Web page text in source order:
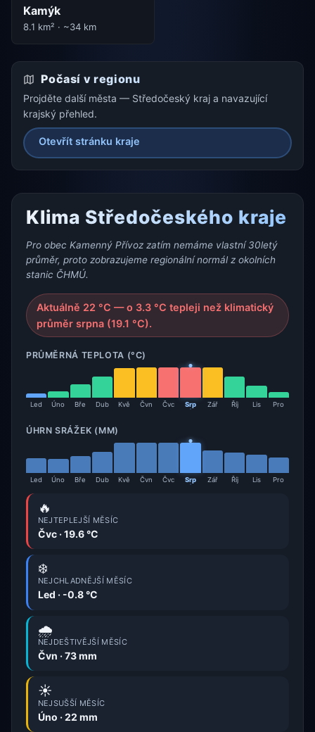
Kamýk
8.1 km² · ~34 km
Počasí v regionu
Projděte další města — Středočeský kraj a navazující
krajský přehled.
Otevřít stránku kraje
Klima Středočeského kraje
Pro obec Kamenný Přívoz zatím nemáme vlastní 30letý
průměr, proto zobrazujeme regionální normál z okolních
stanic ČHMÚ.
Aktuálně 22 °C — o 3.3 °C tepleji než klimatický
průměr srpna (19.1 °C).
PRŮMĚRNÁ TEPLOTA (°C)
Led Úno Bře Dub Kvě Čvn Čvc Srp Zář Říj Lis Pro
ÚHRN SRÁŽEK (MM)
Led Úno Bře Dub Kvě Čvn Čvc Srp Zář Říj Lis Pro
🔥
NEJTEPLEJŠÍ MĚSÍC
Čvc · 19.6 °C
❄️
NEJCHLADNĚJŠÍ MĚSÍC
Led · -0.8 °C
🌧️
NEJDEŠTIVĚJŠÍ MĚSÍC
Čvn · 73 mm
☀️
NEJSUŠŠÍ MĚSÍC
Úno · 22 mm